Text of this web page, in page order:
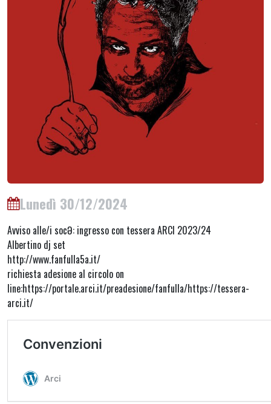
Lunedì 30/12/2024
Avviso alle/i socƏ: ingresso con tessera ARCI 2023/24
Albertino dj set
http://www.fanfulla5a.it/
richiesta adesione al circolo on
line:https://portale.arci.it/preadesione/fanfulla/https://tessera-
arci.it/